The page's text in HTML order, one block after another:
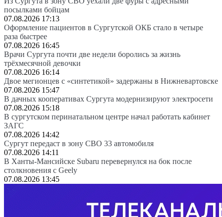
посылками бойцам
07.08.2026 17:13
Оформление пациентов в Сургутской ОКБ стало в четыре
раза быстрее
07.08.2026 16:45
Врачи Сургута почти две недели боролись за жизнь
трёхмесячной девочки
07.08.2026 16:14
Двое мегионцев с «синтетикой» задержаны в Нижневартовске
07.08.2026 15:47
В дачных кооперативах Сургута модернизируют электросети
07.08.2026 15:18
В сургутском перинатальном центре начал работать кабинет
ЗАГС
07.08.2026 14:42
Сургут передаст в зону СВО 33 автомобиля
07.08.2026 14:11
В Ханты-Мансийске Subaru перевернулся на бок после
столкновения с Geely
07.08.2026 13:45